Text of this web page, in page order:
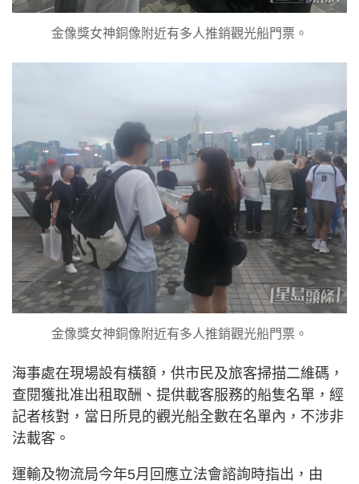
金像獎女神銅像附近有多人推銷觀光船門票。
金像獎女神銅像附近有多人推銷觀光船門票。
海事處在現場設有橫額，供市民及旅客掃描二維碼，
查閱獲批准出租取酬、提供載客服務的船隻名單，經
記者核對，當日所見的觀光船全數在名單內，不涉非
法載客。
運輸及物流局今年5月回應立法會諮詢時指出，由